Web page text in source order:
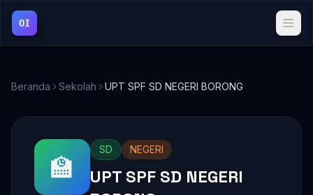
OI
Beranda Sekolah UPT SPF SD NEGERI BORONG
🏫
SD NEGERI
UPT SPF SD NEGERI